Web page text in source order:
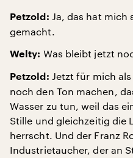
Petzold: Ja, das hat mich
gemacht.
Welty: Was bleibt jetzt
Petzold: Jetzt für mich
noch den Ton machen,
Wasser zu tun, weil das
Stille und gleichzeitig die
herrscht. Und der Franz
Industrietaucher, der an